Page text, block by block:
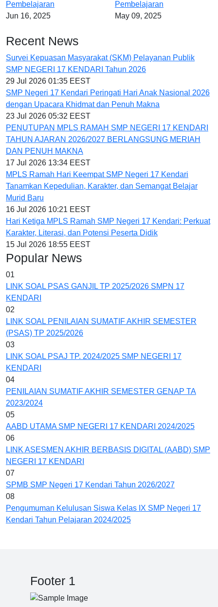
Pembelajaran
Jun 16, 2025
Pembelajaran
May 09, 2025
Recent News
Survei Kepuasan Masyarakat (SKM) Pelayanan Publik
SMP NEGERI 17 KENDARI Tahun 2026
29 Jul 2026 01:35 EEST
SMP Negeri 17 Kendari Peringati Hari Anak Nasional 2026
dengan Upacara Khidmat dan Penuh Makna
23 Jul 2026 05:32 EEST
PENUTUPAN MPLS RAMAH SMP NEGERI 17 KENDARI
TAHUN AJARAN 2026/2027 BERLANGSUNG MERIAH
DAN PENUH MAKNA
17 Jul 2026 13:34 EEST
MPLS Ramah Hari Keempat SMP Negeri 17 Kendari
Tanamkan Kepedulian, Karakter, dan Semangat Belajar
Murid Baru
16 Jul 2026 10:21 EEST
Hari Ketiga MPLS Ramah SMP Negeri 17 Kendari: Perkuat
Karakter, Literasi, dan Potensi Peserta Didik
15 Jul 2026 18:55 EEST
Popular News
01
LINK SOAL PSAS GANJIL TP 2025/2026 SMPN 17
KENDARI
02
LINK SOAL PENILAIAN SUMATIF AKHIR SEMESTER
(PSAS) TP 2025/2026
03
LINK SOAL PSAJ TP. 2024/2025 SMP NEGERI 17
KENDARI
04
PENILAIAN SUMATIF AKHIR SEMESTER GENAP TA
2023/2024
05
AABD UTAMA SMP NEGERI 17 KENDARI 2024/2025
06
LINK ASESMEN AKHIR BERBASIS DIGITAL (AABD) SMP
NEGERI 17 KENDARI
07
SPMB SMP Negeri 17 Kendari Tahun 2026/2027
08
Pengumuman Kelulusan Siswa Kelas IX SMP Negeri 17
Kendari Tahun Pelajaran 2024/2025
Footer 1